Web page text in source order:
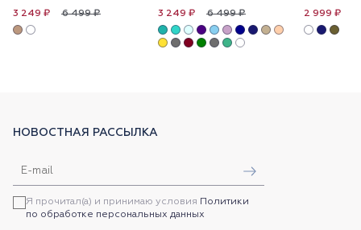
6 499 ₽
3 249 ₽ 6 499 ₽
3 249 ₽ 2 999 ₽
НОВОСТНАЯ РАССЫЛКА
Я прочитал(а) и принимаю условия Политики
по обработке персональных данных